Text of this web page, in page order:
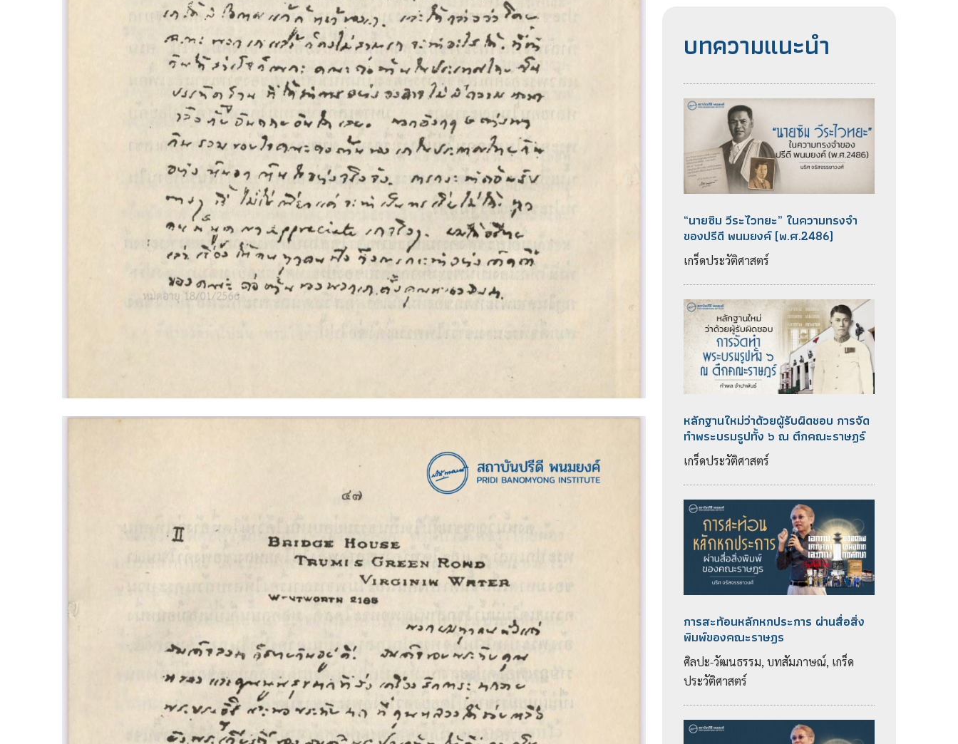
บทความแนะนำ
“นายซิม วีระไวทยะ” ในความทรงจำ
ของปรีดี พนมยงค์ (พ.ศ.2486)
เกร็ดประวัติศาสตร์
หลักฐานใหม่ว่าด้วยผู้รับผิดชอบ การจัด
ทำพระบรมรูปทั้ง ๖ ณ ตึกคณะราษฎร์
เกร็ดประวัติศาสตร์
การสะท้อนหลักหกประการ ผ่านสื่อสิ่ง
พิมพ์ของคณะราษฎร
ศิลปะ-วัฒนธรรม, บทสัมภาษณ์, เกร็ด
ประวัติศาสตร์